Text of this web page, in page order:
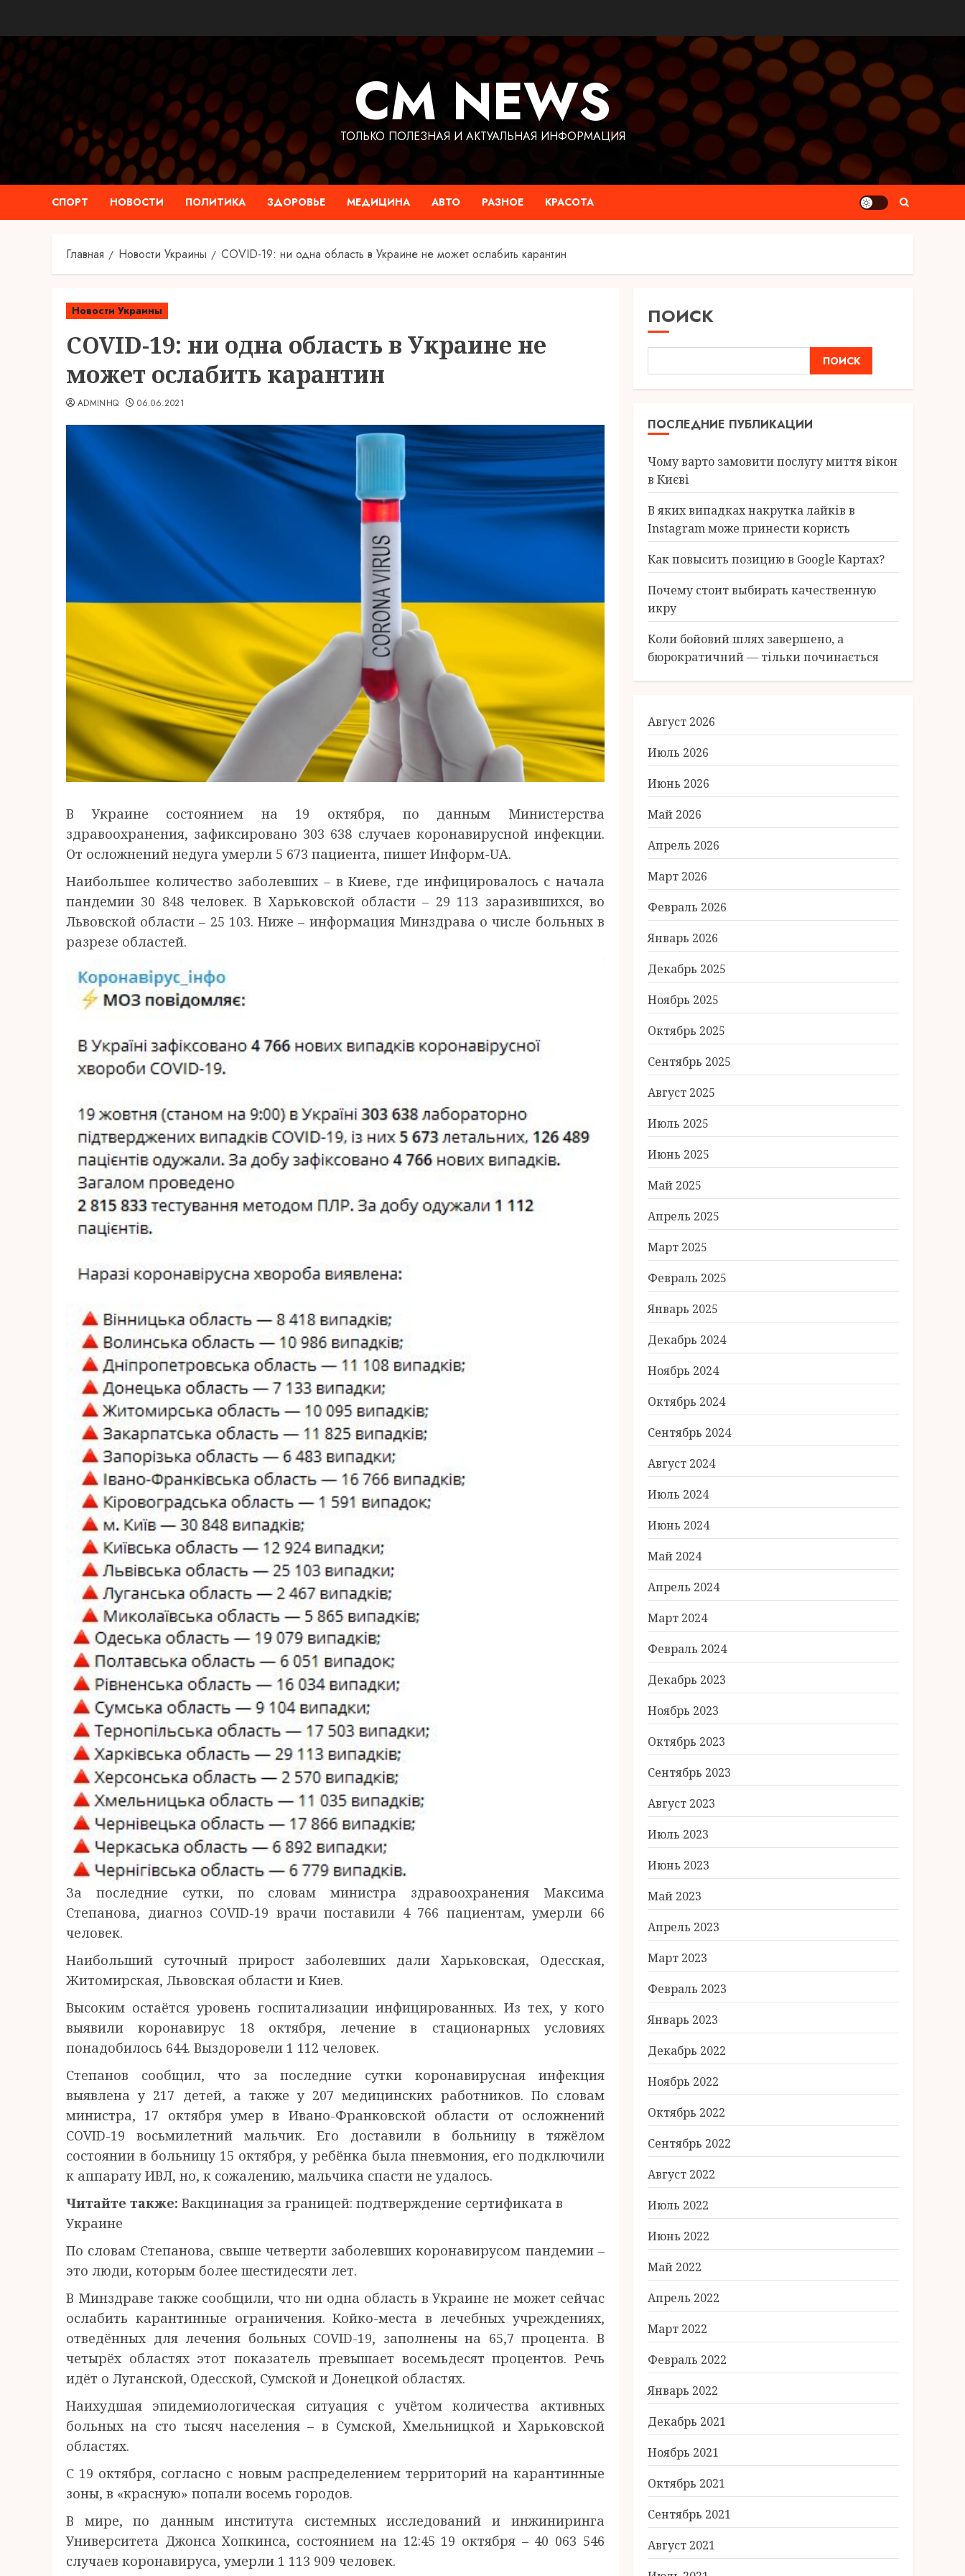
содержимому
CM NEWS
ТОЛЬКО ПОЛЕЗНАЯ И АКТУАЛЬНАЯ ИНФОРМАЦИЯ
СПОРТ НОВОСТИ ПОЛИТИКА ЗДОРОВЬЕ МЕДИЦИНА АВТО РАЗНОЕ КРАСОТА
Главная Новости Украины COVID-19: ни одна область в Украине не может ослабить карантин
Новости Украины
COVID-19: ни одна область в Украине не
может ослабить карантин
ADMINHQ 06.06.2021
В Украине состоянием на 19 октября, по данным Министерства
здравоохранения, зафиксировано 303 638 случаев коронавирусной инфекции.
От осложнений недуга умерли 5 673 пациента, пишет Информ-UA.
Наибольшее количество заболевших – в Киеве, где инфицировалось с начала
пандемии 30 848 человек. В Харьковской области – 29 113 заразившихся, во
Львовской области – 25 103. Ниже – информация Минздрава о числе больных в
разрезе областей.
За последние сутки, по словам министра здравоохранения Максима
Степанова, диагноз COVID-19 врачи поставили 4 766 пациентам, умерли 66
человек.
Наибольший суточный прирост заболевших дали Харьковская, Одесская,
Житомирская, Львовская области и Киев.
Высоким остаётся уровень госпитализации инфицированных. Из тех, у кого
выявили коронавирус 18 октября, лечение в стационарных условиях
понадобилось 644. Выздоровели 1 112 человек.
Степанов сообщил, что за последние сутки коронавирусная инфекция
выявлена у 217 детей, а также у 207 медицинских работников. По словам
министра, 17 октября умер в Ивано-Франковской области от осложнений
COVID-19 восьмилетний мальчик. Его доставили в больницу в тяжёлом
состоянии в больницу 15 октября, у ребёнка была пневмония, его подключили
к аппарату ИВЛ, но, к сожалению, мальчика спасти не удалось.
Читайте также: Вакцинация за границей: подтверждение сертификата в
Украине
По словам Степанова, свыше четверти заболевших коронавирусом пандемии –
это люди, которым более шестидесяти лет.
В Минздраве также сообщили, что ни одна область в Украине не может сейчас
ослабить карантинные ограничения. Койко-места в лечебных учреждениях,
отведённых для лечения больных COVID-19, заполнены на 65,7 процента. В
четырёх областях этот показатель превышает восемьдесят процентов. Речь
идёт о Луганской, Одесской, Сумской и Донецкой областях.
Наихудшая эпидемиологическая ситуация с учётом количества активных
больных на сто тысяч населения – в Сумской, Хмельницкой и Харьковской
областях.
С 19 октября, согласно с новым распределением территорий на карантинные
зоны, в «красную» попали восемь городов.
В мире, по данным института системных исследований и инжиниринга
Университета Джонса Хопкинса, состоянием на 12:45 19 октября – 40 063 546
случаев коронавируса, умерли 1 113 909 человек.
ПОИСК
ПОИСК
ПОСЛЕДНИЕ ПУБЛИКАЦИИ
Чому варто замовити послугу миття вікон
в Києві
В яких випадках накрутка лайків в
Instagram може принести користь
Как повысить позицию в Google Картах?
Почему стоит выбирать качественную
икру
Коли бойовий шлях завершено, а
бюрократичний — тільки починається
Август 2026
Июль 2026
Июнь 2026
Май 2026
Апрель 2026
Март 2026
Февраль 2026
Январь 2026
Декабрь 2025
Ноябрь 2025
Октябрь 2025
Сентябрь 2025
Август 2025
Июль 2025
Июнь 2025
Май 2025
Апрель 2025
Март 2025
Февраль 2025
Январь 2025
Декабрь 2024
Ноябрь 2024
Октябрь 2024
Сентябрь 2024
Август 2024
Июль 2024
Июнь 2024
Май 2024
Апрель 2024
Март 2024
Февраль 2024
Декабрь 2023
Ноябрь 2023
Октябрь 2023
Сентябрь 2023
Август 2023
Июль 2023
Июнь 2023
Май 2023
Апрель 2023
Март 2023
Февраль 2023
Январь 2023
Декабрь 2022
Ноябрь 2022
Октябрь 2022
Сентябрь 2022
Август 2022
Июль 2022
Июнь 2022
Май 2022
Апрель 2022
Март 2022
Февраль 2022
Январь 2022
Декабрь 2021
Ноябрь 2021
Октябрь 2021
Сентябрь 2021
Август 2021